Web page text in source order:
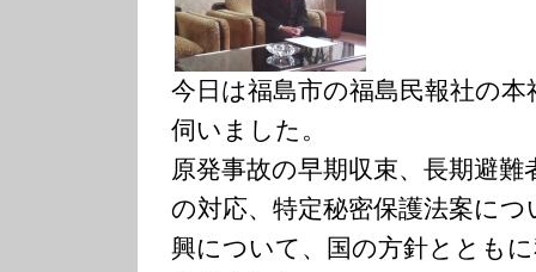
今日は福島市の福島民報社の
伺いました。
原発事故の早期収束、長期避
の対応、特定秘密保護法案に
興について、国の方針ととも